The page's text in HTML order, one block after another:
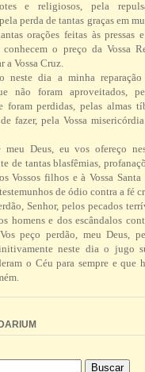
e religiosos, pela
perda de tantas graças em
orações feitas às pressas
o preço da Vossa
a Vossa Cruz.
neste dia a minha
não foram aproveitados,
foram perdidas, pelas almas
fazer, pela Vossa
meu Deus, eu vos ofereço
de tantas blasfêmias,
Vossos filhos e à Vossa
de ódio contra a fé
Senhor, pelos pecados
homens e dos escândalos
peço perdão, meu Deus,
neste dia o jugo
o Céu para sempre e que